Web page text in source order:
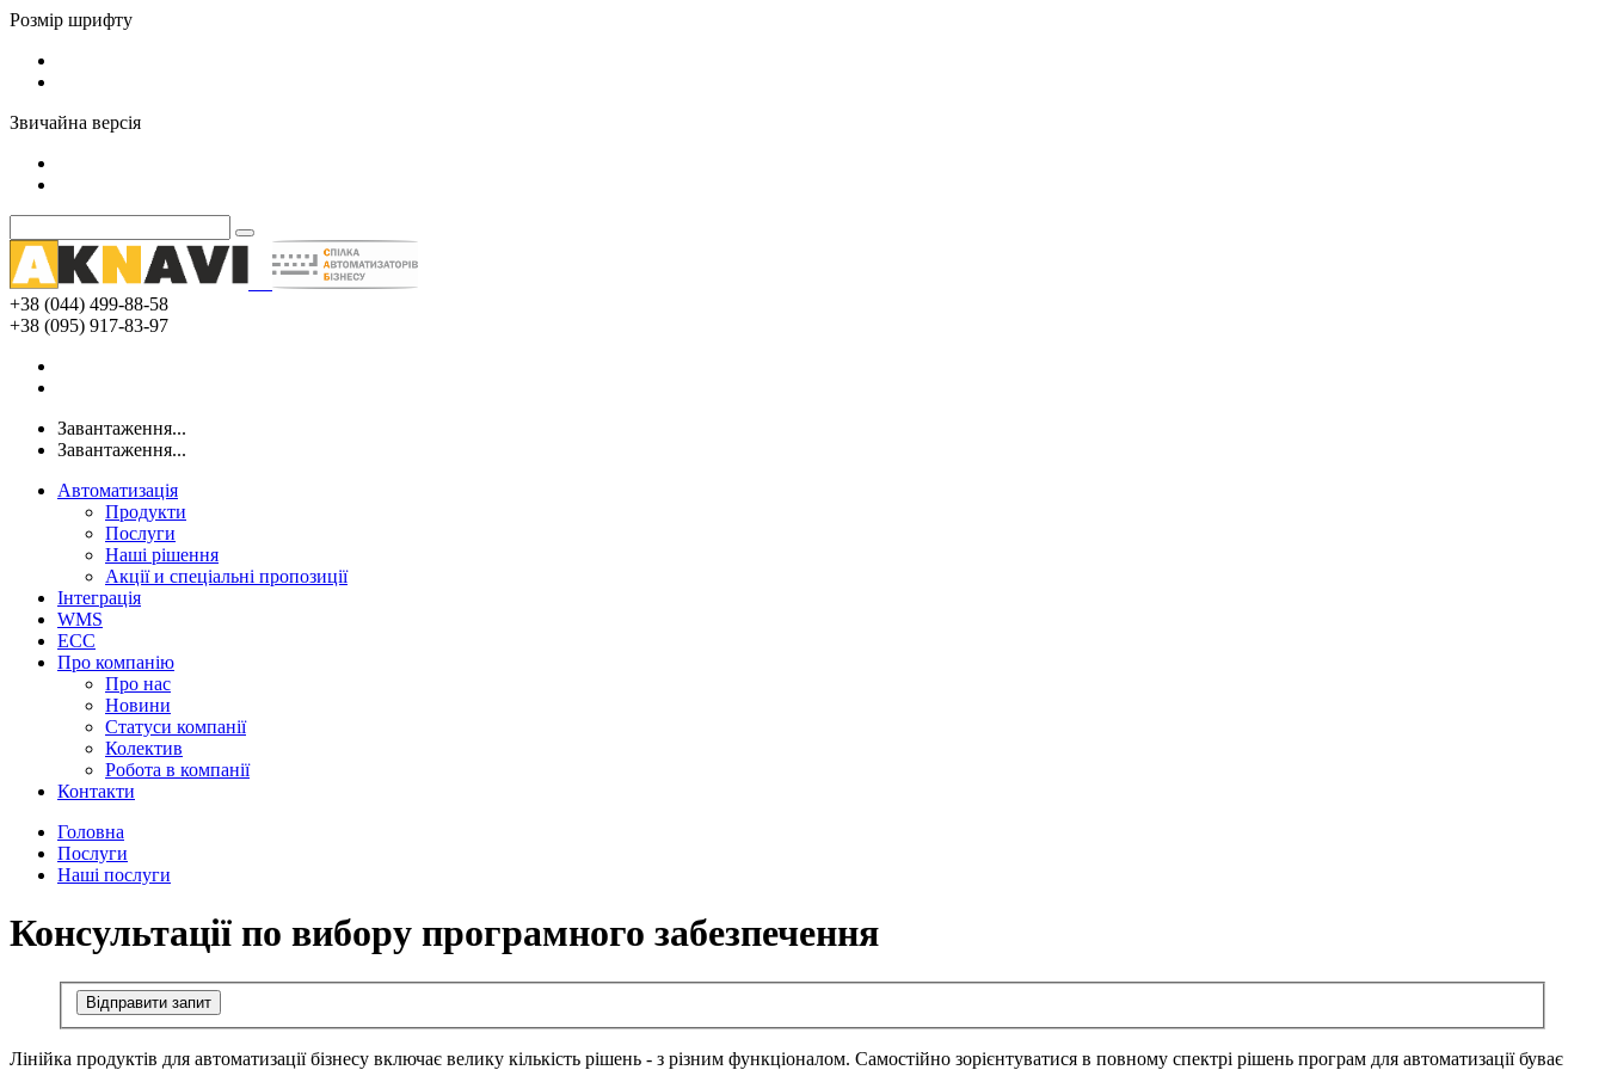
Розмір шрифту
Звичайна версія
+38 (044) 499-88-58
+38 (095) 917-83-97
Завантаження...
Завантаження...
Автоматизація
Продукти
Послуги
Наші рішення
Акції и спеціальні пропозиції
Інтеграція
WMS
ECC
Про компанію
Про нас
Новини
Cтатуси компанії
Колектив
Робота в компанії
Контакти
Головна
Послуги
Наші послуги
Консультації по вибору програмного забезпечення
Відправити запит
Лінійка продуктів для автоматизації бізнесу включає велику кількість рішень - з різним функціоналом. Самостійно зорієнтуватися в повному спектрі рішень програм для автоматизації буває